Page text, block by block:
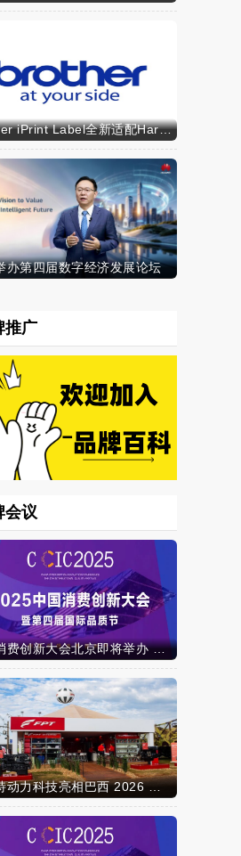
Brother iPrint Label全新适配HarmonyOS NEXT，标识标记体验再升级
办第四届数字经济发展论坛
推广
会议
中国消费创新大会北京即将举办 携手智迈电动车引领消费新时代
菲亚特动力科技亮相巴西 2026 年农业展，动力技术提升到新高度